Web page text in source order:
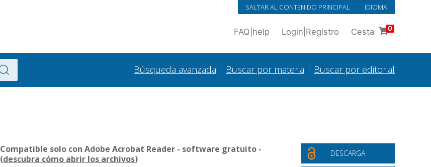
SALTAR AL CONTENIDO PRINCIPAL IDIOMA
FAQ help Login Registro Cesta 0
Búsqueda avanzada | Buscar por materia | Buscar por editorial
Compatible solo con Adobe Acrobat Reader - software gratuito -
(descubra cómo abrir los archivos)
DESCARGA